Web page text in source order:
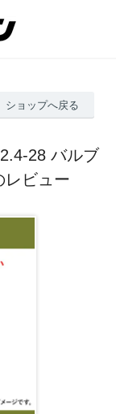
ショップへ戻る
28 バルブ
レビュー